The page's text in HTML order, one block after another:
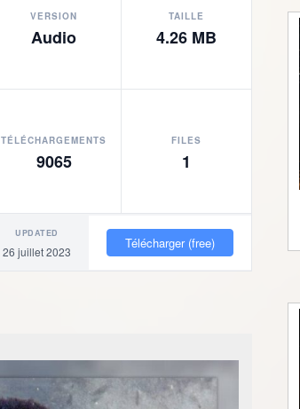
VERSION
Audio
TAILLE
4.26 MB
TÉLÉCHARGEMENTS
9065
FILES
1
UPDATED
26 juillet 2023
Télécharger (free)